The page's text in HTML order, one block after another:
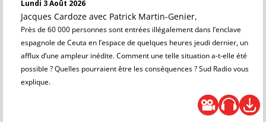
Lundi 3 Août 2026
Jacques Cardoze avec Patrick Martin-Genier,
Près de 60 000 personnes sont entrées illégalement dans l’enclave
espagnole de Ceuta en l’espace de quelques heures jeudi dernier, un
afflux d’une ampleur inédite. Comment une telle situation a-t-elle été
possible ? Quelles pourraient être les conséquences ? Sud Radio vous
explique.